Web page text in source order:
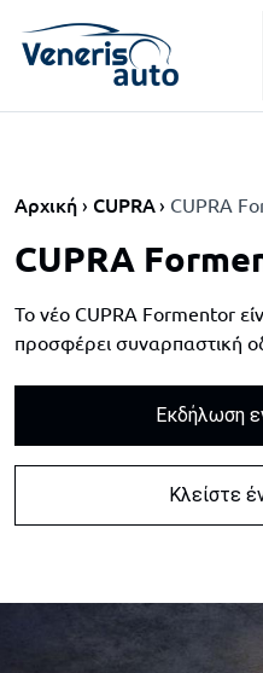
Skip navigation
Αρχική CUPRA CUPRA
CUPRA
Το νέο CUPRA Formentor
προσφέρει συναρπαστική
Εκδήλωση
Κλείστε